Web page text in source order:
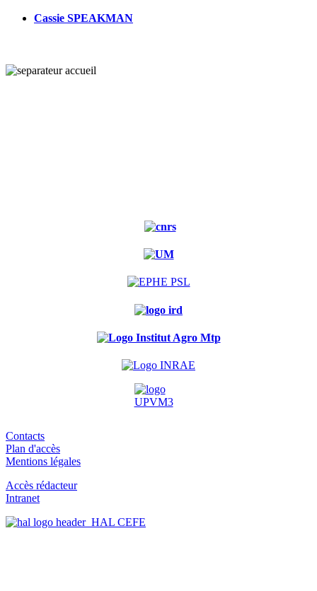
Cassie SPEAKMAN
Contacts
Plan d'accès
Mentions légales
Accès rédacteur
Intranet
HAL CEFE